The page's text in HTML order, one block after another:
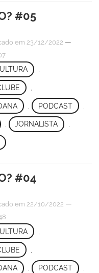
#05
em 23/12/2022 —
,
PODCAST
, JORNALISTA ,
#04
em 22/10/2022 —
, PODCAST ,